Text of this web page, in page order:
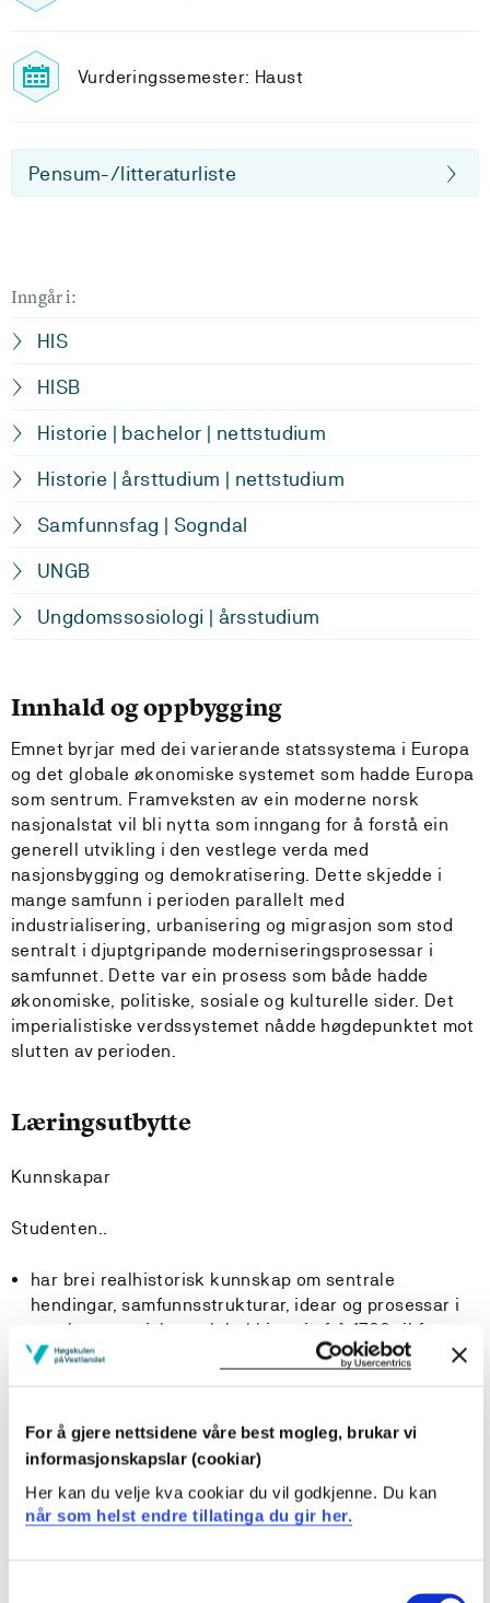
For å gjere nettsidene våre best mogleg, brukar vi
informasjonskapslar (cookiar)
Her kan du velje kva cookiar du vil godkjenne. Du kan
når som helst endre tillatinga du gir her.
Vurderingssemester: Haust
Pensum-/litteraturliste
Inngår i:
HIS
HISB
Historie | bachelor | nettstudium
Historie | årsttudium | nettstudium
Samfunnsfag | Sogndal
UNGB
Ungdomssosiologi | årsstudium
Innhald og oppbygging
Emnet byrjar med dei varierande statssystema i Europa
og det globale økonomiske systemet som hadde Europa
som sentrum. Framveksten av ein moderne norsk
nasjonalstat vil bli nytta som inngang for å forstå ein
generell utvikling i den vestlege verda med
nasjonsbygging og demokratisering. Dette skjedde i
mange samfunn i perioden parallelt med
industrialisering, urbanisering og migrasjon som stod
sentralt i djuptgripande moderniseringsprosessar i
samfunnet. Dette var ein prosess som både hadde
økonomiske, politiske, sosiale og kulturelle sider. Det
imperialistiske verdssystemet nådde høgdepunktet mot
slutten av perioden.
Læringsutbytte
Kunnskapar
Studenten..
har brei realhistorisk kunnskap om sentrale
hendingar, samfunnsstrukturar, idear og prosessar i
norsk, europeisk og global historie frå 1700 til første
verdskrigen
kan gjere greie for den fyrste og andre industrielle
revolusjonen
kan forklare sentrale omgrep som nasjonalisme og
imperialisme og gjere greie for den europeiske
dominansen